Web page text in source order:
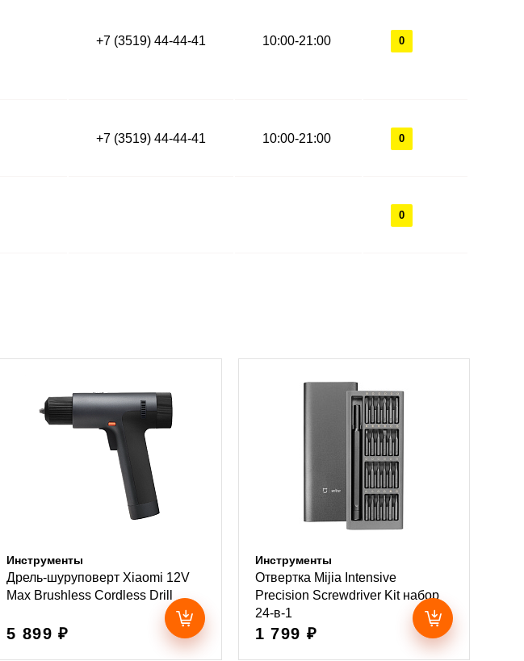
+7 (3519) 44-44-41 10:00-21:00 0
+7 (3519) 44-44-41 10:00-21:00 0
0
Инструменты
Дрель-шуруповерт Xiaomi 12V
Max Brushless Cordless Drill
5 899 ₽
Инструменты
Отвертка Mijia Intensive
Precision Screwdriver Kit набор
24-в-1
1 799 ₽